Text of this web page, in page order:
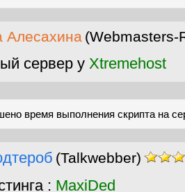
Алесахина (Webmasters-
сервер у Xtremehost
время выполнения скрипта на
(Talkwebber)
: MaxiDed